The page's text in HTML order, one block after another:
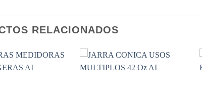
RELACIONADOS